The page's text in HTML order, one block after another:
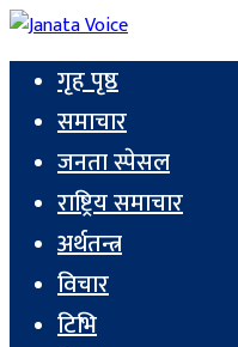
गृह पृष्ठ
समाचार
जनता स्पेसल
राष्ट्रिय समाचार
अर्थतन्त्र
विचार
टिभि